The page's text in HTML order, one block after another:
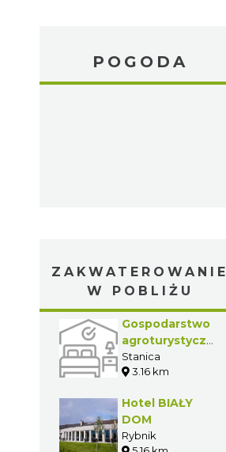
POGODA
ZAKWATEROWANIE
W POBLIŻU
Gospodarstwo
agroturystyczne
Oskar Kiszka
Stanica
3.16 km
Hotel BIAŁY
DOM
Rybnik